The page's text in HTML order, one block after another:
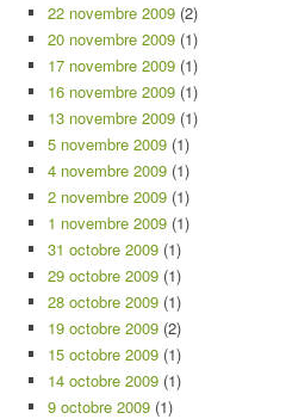
22 novembre 2009 (2)
20 novembre 2009 (1)
17 novembre 2009 (1)
16 novembre 2009 (1)
13 novembre 2009 (1)
5 novembre 2009 (1)
4 novembre 2009 (1)
2 novembre 2009 (1)
1 novembre 2009 (1)
31 octobre 2009 (1)
29 octobre 2009 (1)
28 octobre 2009 (1)
19 octobre 2009 (2)
15 octobre 2009 (1)
14 octobre 2009 (1)
9 octobre 2009 (1)